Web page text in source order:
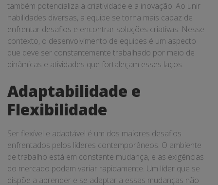
também potencializa a criatividade e a inovação. Ao unir
habilidades diversas, a equipe se torna mais capaz de
enfrentar desafios e encontrar soluções criativas. Nesse
contexto, o desenvolvimento de equipes é um aspecto
que deve ser constantemente trabalhado por meio de
dinâmicas e atividades que fortaleçam esses laços.
Adaptabilidade e
Flexibilidade
Ser flexível e adaptável é um dos maiores desafios
enfrentados pelos líderes contemporâneos. O ambiente
de trabalho está em constante mudança, e as exigências
do mercado podem variar rapidamente. Um líder que se
dispõe a aprender e se adaptar a essas mudanças não